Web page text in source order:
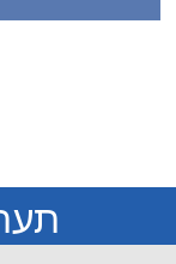
GAMESCOM
26/08/2026-30/08/2026